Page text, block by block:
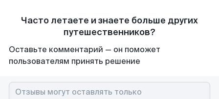
Часто летаете и знаете больше других
путешественников?
Оставьте комментарий — он поможет
пользователям принять решение